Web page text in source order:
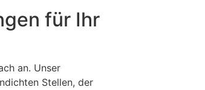
für Ihr
an. Unser
Stellen, der